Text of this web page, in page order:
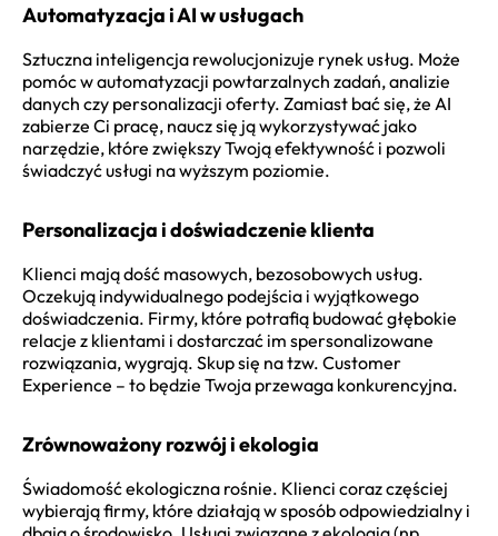
Automatyzacja i AI w usługach
Sztuczna inteligencja rewolucjonizuje rynek usług. Może
pomóc w automatyzacji powtarzalnych zadań, analizie
danych czy personalizacji oferty. Zamiast bać się, że AI
zabierze Ci pracę, naucz się ją wykorzystywać jako
narzędzie, które zwiększy Twoją efektywność i pozwoli
świadczyć usługi na wyższym poziomie.
Personalizacja i doświadczenie klienta
Klienci mają dość masowych, bezosobowych usług.
Oczekują indywidualnego podejścia i wyjątkowego
doświadczenia. Firmy, które potrafią budować głębokie
relacje z klientami i dostarczać im spersonalizowane
rozwiązania, wygrają. Skup się na tzw. Customer
Experience – to będzie Twoja przewaga konkurencyjna.
Zrównoważony rozwój i ekologia
Świadomość ekologiczna rośnie. Klienci coraz częściej
wybierają firmy, które działają w sposób odpowiedzialny i